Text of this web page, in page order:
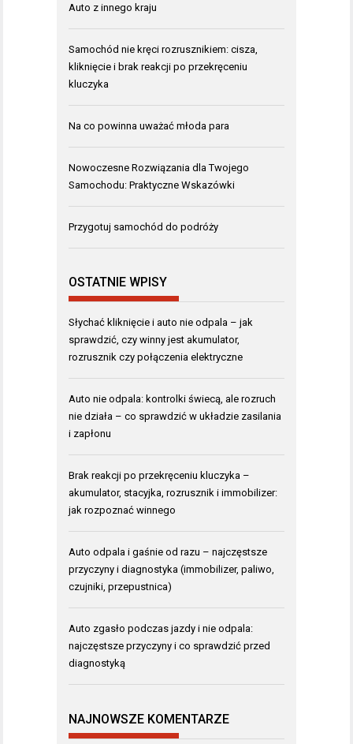
Auto z innego kraju
Samochód nie kręci rozrusznikiem: cisza,
kliknięcie i brak reakcji po przekręceniu
kluczyka
Na co powinna uważać młoda para
Nowoczesne Rozwiązania dla Twojego
Samochodu: Praktyczne Wskazówki
Przygotuj samochód do podróży
OSTATNIE WPISY
Słychać kliknięcie i auto nie odpala – jak
sprawdzić, czy winny jest akumulator,
rozrusznik czy połączenia elektryczne
Auto nie odpala: kontrolki świecą, ale rozruch
nie działa – co sprawdzić w układzie zasilania
i zapłonu
Brak reakcji po przekręceniu kluczyka –
akumulator, stacyjka, rozrusznik i immobilizer:
jak rozpoznać winnego
Auto odpala i gaśnie od razu – najczęstsze
przyczyny i diagnostyka (immobilizer, paliwo,
czujniki, przepustnica)
Auto zgasło podczas jazdy i nie odpala:
najczęstsze przyczyny i co sprawdzić przed
diagnostyką
NAJNOWSZE KOMENTARZE